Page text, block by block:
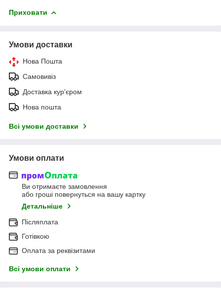
Приховати
Умови доставки
Нова Пошта
Самовивіз
Доставка кур'єром
Нова пошта
Всі умови доставки
Умови оплати
Ви отримаєте замовлення
або гроші повернуться на вашу картку
Детальніше
Післяплата
Готівкою
Оплата за реквізитами
Всі умови оплати